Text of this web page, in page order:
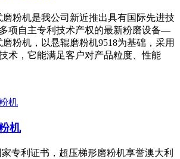
粉机是我公司新近推出具有国际先进技
项自主专利技术产权的最新粉磨设备—
粉机，以悬辊磨粉机9518为基础，采用
术，它能满足客户对产品粒度、性能
机
专利证书，超压梯形磨粉机享誉澳大利